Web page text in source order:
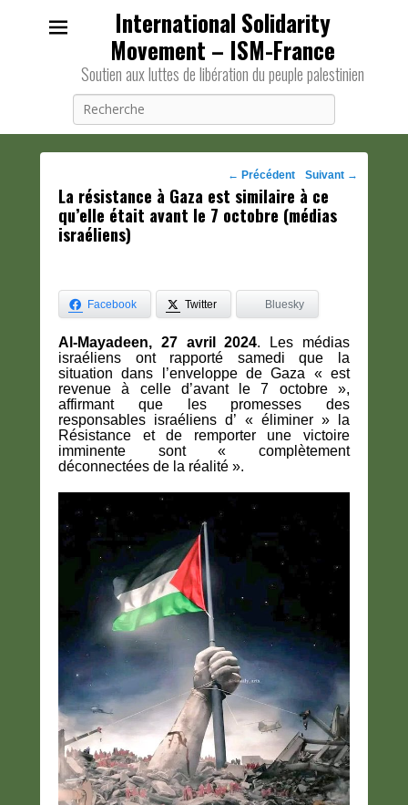
International Solidarity
Movement – ISM-France
Soutien aux luttes de libération du peuple palestinien
Navigation
des
← Précédent Suivant →
La résistance à Gaza est similaire à ce
qu’elle était avant le 7 octobre (médias
israéliens)
Facebook Twitter Bluesky
Al-Mayadeen, 27 avril 2024. Les médias
israéliens ont rapporté samedi que la
situation dans l’enveloppe de Gaza « est
revenue à celle d’avant le 7 octobre »,
affirmant que les promesses des
responsables israéliens d’ « éliminer » la
Résistance et de remporter une victoire
imminente sont « complètement
déconnectées de la réalité ».